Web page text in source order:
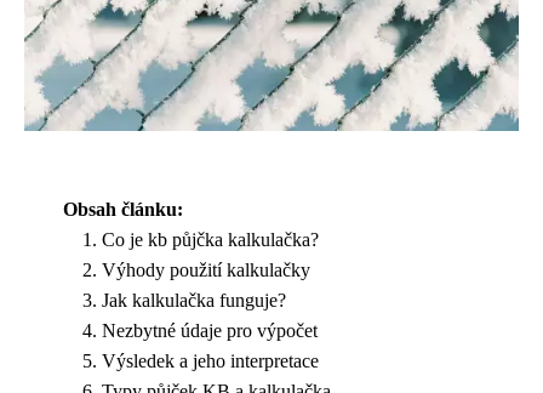
Obsah článku:
Co je kb půjčka kalkulačka?
Výhody použití kalkulačky
Jak kalkulačka funguje?
Nezbytné údaje pro výpočet
Výsledek a jeho interpretace